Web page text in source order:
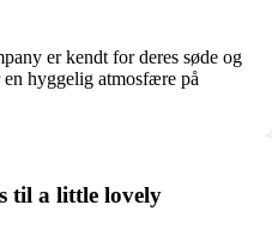
er kendt for deres søde og
en hyggelig atmosfære på
til a little lovely